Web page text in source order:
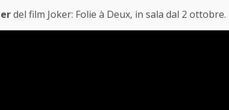
del film Joker: Folie à Deux, in sala dal 2 ottobre.